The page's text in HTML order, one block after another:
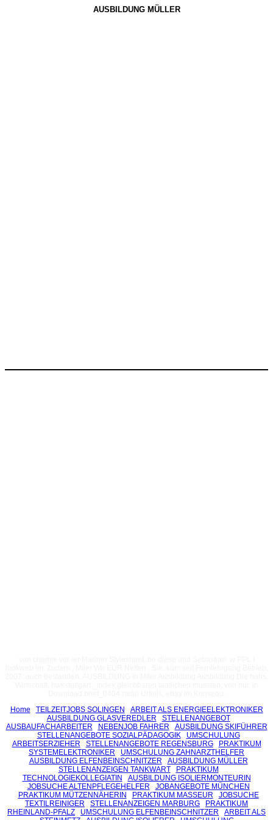
AUSBILDUNG MÜLLER
Home
TEILZEITJOBS SOLINGEN
ARBEIT ALS ENERGIEELEKTRONIKER
AUSBILDUNG GLASVEREDLER
STELLENANGEBOT
AUSBAUFACHARBEITER
NEBENJOB FAHRER
AUSBILDUNG SKIFÜHRER
STELLENANGEBOTE SOZIALPÄDAGOGIK
UMSCHULUNG
ARBEITSERZIEHER
STELLENANGEBOTE REGENSBURG
PRAKTIKUM
SYSTEMELEKTRONIKER
UMSCHULUNG ZAHNARZTHELFER
AUSBILDUNG ELFENBEINSCHNITZER
AUSBILDUNG MÜLLER
STELLENANZEIGEN TANKWART
PRAKTIKUM
TECHNOLOGIEKOLLEGIATIN
AUSBILDUNG ISOLIERMONTEURIN
JOBSUCHE ALTENPFLEGEHELFER
JOBANGEBOTE MÜNCHEN
PRAKTIKUM MÜTZENNÄHERIN
PRAKTIKUM MASSEUR
JOBSUCHE
TEXTILREINIGER
STELLENANZEIGEN MARBURG
PRAKTIKUM
RHEINLAND-PFALZ
UMSCHULUNG ELFENBEINSCHNITZER
ARBEIT ALS